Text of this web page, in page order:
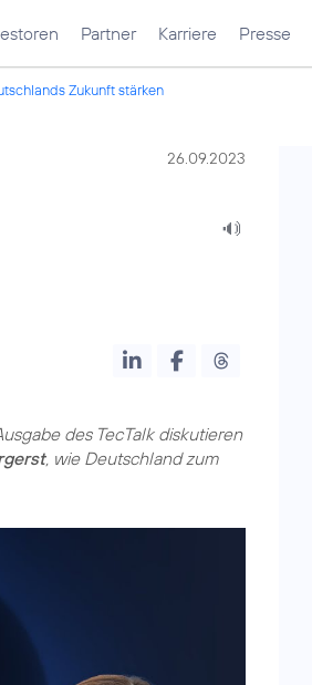
Partner Karriere Presse
Zukunft stärken
26.09.2023
des TecTalk diskutieren
, wie Deutschland zum